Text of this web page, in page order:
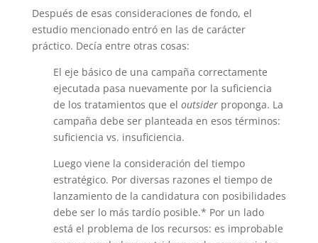
Después de esas consideraciones de fondo, el
estudio mencionado entró en las de carácter
práctico. Decía entre otras cosas:
El eje básico de una campaña correctamente
ejecutada pasa nueva­mente por la suficiencia
de los tratamientos que el outsider proponga. La
campaña debe ser planteada en esos términos:
suficiencia vs. insuficiencia.
Luego viene la consideración del tiempo
estratégico. Por diversas ra­zones el tiempo de
lanzamiento de la candidatura con posibilidades
debe ser lo más tardío posible.* Por un lado
está el problema de los recursos: es improbable